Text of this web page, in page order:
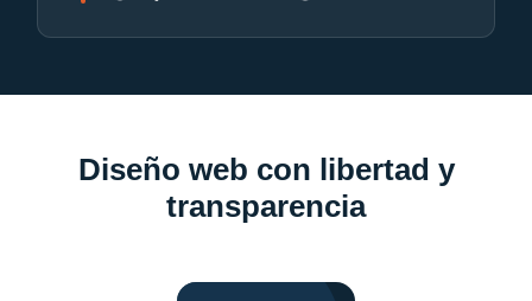
Diseño web con libertad y
transparencia